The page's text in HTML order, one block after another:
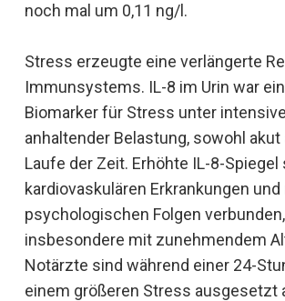
noch mal um 0,11 ng/l.
Stress erzeugte eine verlängerte
Immunsystems. IL-8 im Urin war
Biomarker für Stress unter
anhaltender Belastung, sowohl akut
Laufe der Zeit. Erhöhte IL-8-
kardiovaskulären Erkrankungen
psychologischen Folgen verbunden,
insbesondere mit zunehmendem
Notärzte sind während einer 24-
einem größeren Stress ausgesetzt